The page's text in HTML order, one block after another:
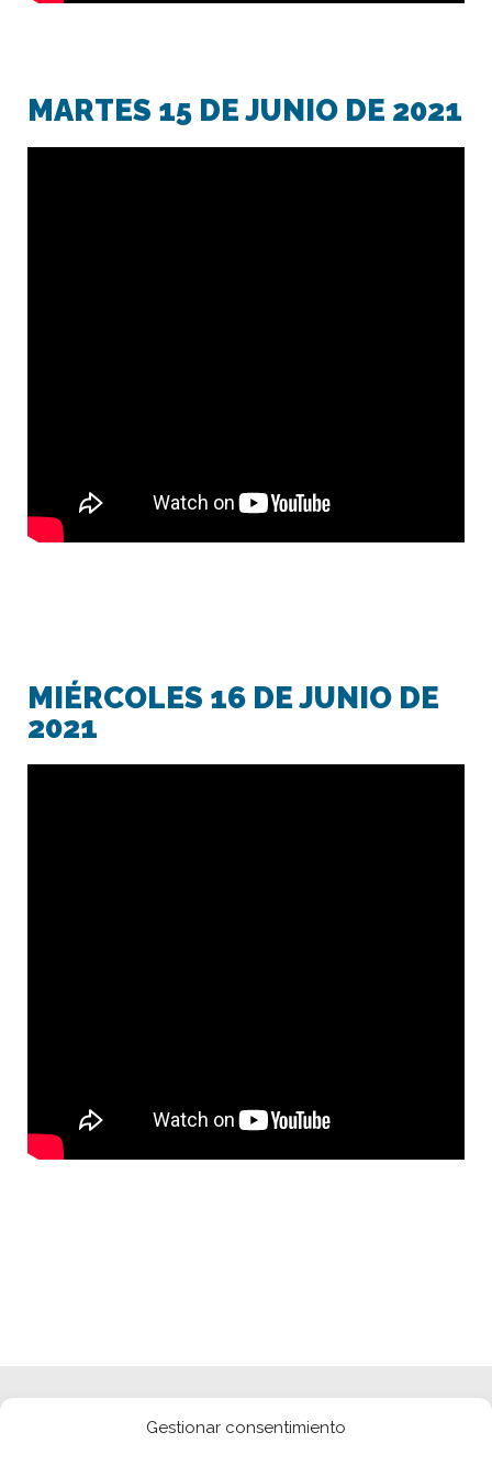
Gestionar consentimiento
MARTES 15 DE JUNIO DE 2021
MIÉRCOLES 16 DE JUNIO DE
2021